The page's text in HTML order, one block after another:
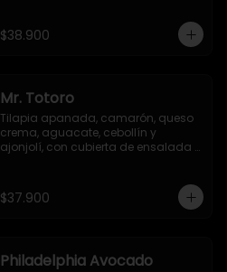
$38.900
Mr. Totoro
Tilapia apanada, camarón, queso
crema, aguacate, cebollín y
ajonjolí, con cubierta de ensalada
$37.900
Philadelphia Avocado